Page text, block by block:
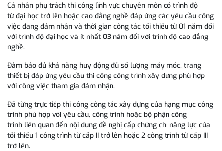
Cá nhân phụ trách thi công lĩnh vực chuyên môn có trình độ
từ đại học trở lên hoặc cao đẳng nghề đáp ứng các yêu cầu công
việc đang đảm nhận và thời gian công tác tối thiểu từ 01 năm đối
với trình độ đại học và ít nhất 03 năm đối với trình độ cao đẳng
nghề.
Đảm bảo đủ khả năng huy động đủ số lượng máy móc, trang
thiết bị đáp ứng yêu cầu thi công công trình xây dựng phù hợp
với công việc tham gia đảm nhận.
Đã từng trực tiếp thi công công tác xây dựng của hạng mục công
trình phù hợp với yêu cầu, công trình hoặc bộ phận công
trình liên quan đến nội dung đề nghị cấp chứng chỉ năng lực của
tối thiểu 1 công trình từ cấp II trở lên hoặc 2 công trình từ cấp III
trở lên.